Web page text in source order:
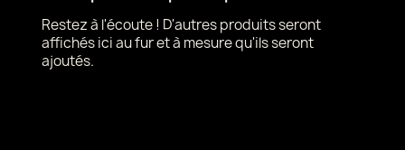
Restez à l'écoute ! D'autres produits seront
affichés ici au fur et à mesure qu'ils seront
ajoutés.